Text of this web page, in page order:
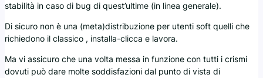
stabilità in caso di bug di quest’ultime (in linea generale).
Di sicuro non è una (meta)distribuzione per utenti soft quelli che
richiedono il classico , installa-clicca e lavora.
Ma vi assicuro che una volta messa in funzione con tutti i crismi
dovuti può dare molte soddisfazioni dal punto di vista di